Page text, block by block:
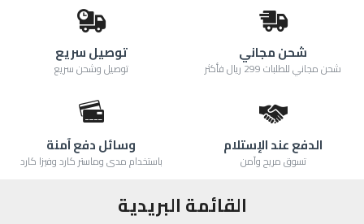
شحن مجاني
شحن مجاني للطلبات 299 ريال فأكثر
توصيل سريع
توصيل وشحن سريع
الدفع عند الإستلام
تسوق مريح وآمن
وسائل دفع آمنة
باستخدام مدى وماستر كارد وفيزا كارد
القائمة البريدية